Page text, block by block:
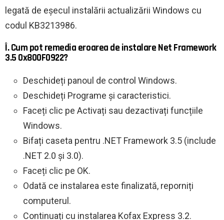
legată de eșecul instalării actualizării Windows cu
codul KB3213986.
Î. Cum pot remedia eroarea de instalare Net Framework
3.5 0x800F0922?
Deschideți panoul de control Windows.
Deschideți Programe și caracteristici.
Faceți clic pe Activați sau dezactivați funcțiile
Windows.
Bifați caseta pentru .NET Framework 3.5 (include
.NET 2.0 și 3.0).
Faceți clic pe OK.
Odată ce instalarea este finalizată, reporniți
computerul.
Continuați cu instalarea Kofax Express 3.2.